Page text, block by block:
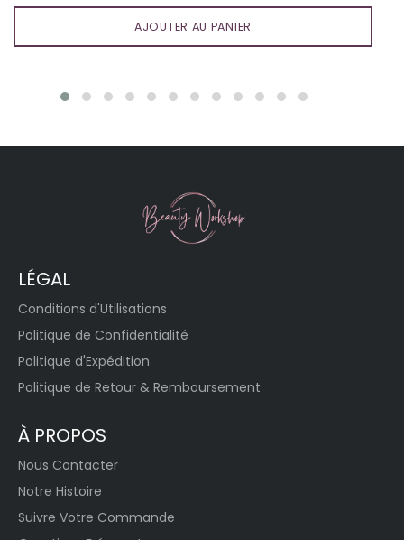
AJOUTER AU PANIER
LÉGAL
Conditions d'Utilisations
Politique de Confidentialité
Politique d'Expédition
Politique de Retour & Remboursement
À PROPOS
Nous Contacter
Notre Histoire
Suivre Votre Commande